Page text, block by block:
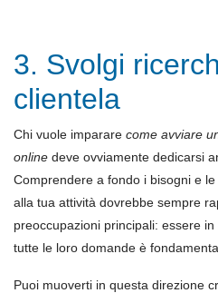
3. Svolgi
clientela
Chi vuole imparare come avviare
online deve ovviamente dedicarsi
Comprendere a fondo i bisogni e
alla tua attività dovrebbe sempre
preoccupazioni principali: essere
tutte le loro domande è
Puoi muoverti in questa direzione